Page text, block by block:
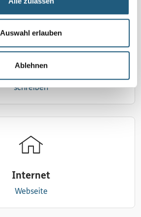
Auswahl erlauben
Ablehnen
schreiben
Internet
Webseite